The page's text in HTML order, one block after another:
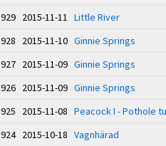
929 2015-11-11 Little River
928 2015-11-10 Ginnie Springs
927 2015-11-09 Ginnie Springs
926 2015-11-09 Ginnie Springs
925 2015-11-08 Peacock I - Pothole
924 2015-10-18 Vagnhärad